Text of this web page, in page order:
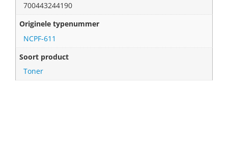
700443244190
Originele typenummer
NCPF-611
Soort product
Toner